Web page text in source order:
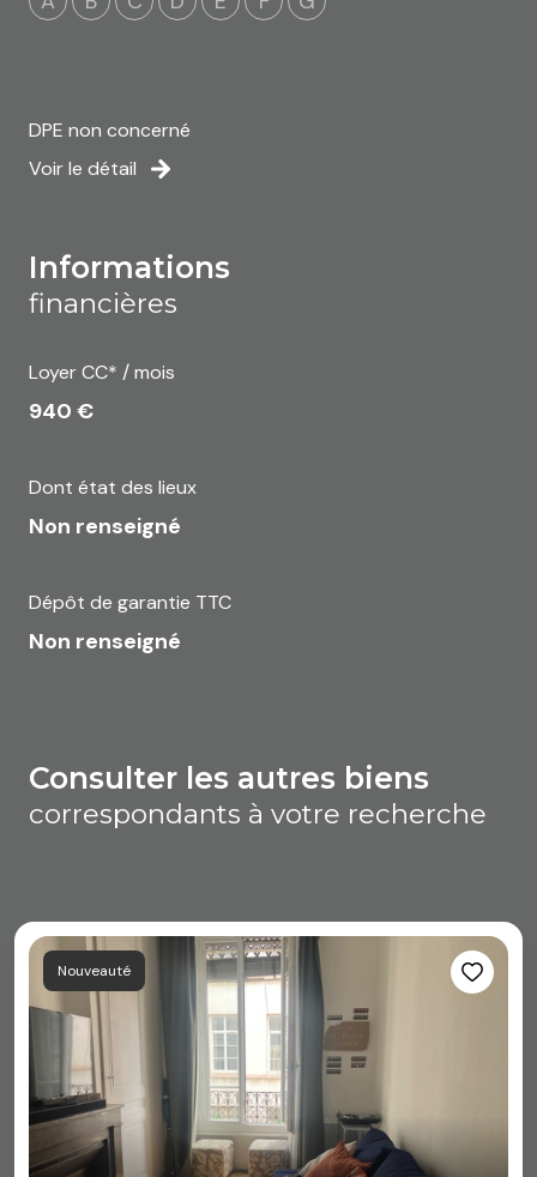
DPE non concerné
Voir le détail
informations
financières
Loyer CC* / mois
940 €
Dont état des lieux
Non renseigné
Dépôt de garantie TTC
Non renseigné
consulter les autres biens
correspondants à votre recherche
Nouveauté